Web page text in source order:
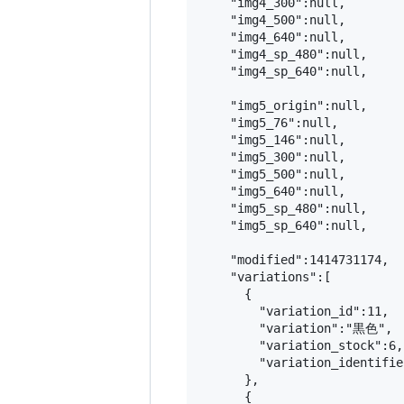
    "img4_500":null,
    "img4_640":null,
    "img4_sp_480":null,
    "img4_sp_640":null,
    "img5_origin":null,
    "img5_76":null,
    "img5_146":null,
    "img5_300":null,
    "img5_500":null,
    "img5_640":null,
    "img5_sp_480":null,
    "img5_sp_640":null,
    "modified":1414731174,
    "variations":[
      {
        "variation_id":11,
        "variation":"黒色",
        "variation_stock":6,
      },
      {